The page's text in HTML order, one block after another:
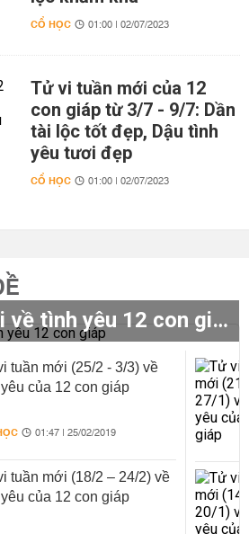
CỔ HỌC 01:00 | 02/07/2023
Tử vi tuần mới của 12
con giáp từ 3/7 - 9/7: Dần
tài lộc tốt đẹp, Dậu tình
yêu tươi đẹp
CỔ HỌC 01:00 | 02/07/2023
Tử vi tuần mới về tình yêu 12 con giáp
tuần mới (25/2 - 3/3) về
của 12 con giáp
01:47 | 25/02/2019
tuần mới (18/2 – 24/2) về
của 12 con giáp